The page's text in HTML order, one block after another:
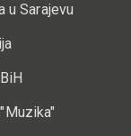
u Sarajevu